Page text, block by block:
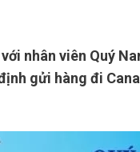
nhân viên Quý
gửi hàng đi